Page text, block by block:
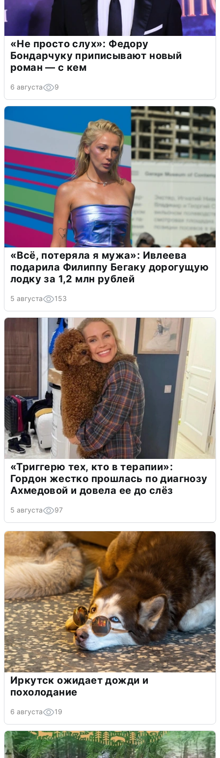
«Не просто слух»: Федору
Бондарчуку приписывают новый
роман — с кем
6 августа 9
«Всё, потеряла я мужа»: Ивлеева
подарила Филиппу Бегаку дорогущую
лодку за 1,2 млн рублей
5 августа 153
«Триггерю тех, кто в терапии»:
Гордон жестко прошлась по диагнозу
Ахмедовой и довела ее до слёз
5 августа 97
Иркутск ожидает дожди и
похолодание
6 августа 19